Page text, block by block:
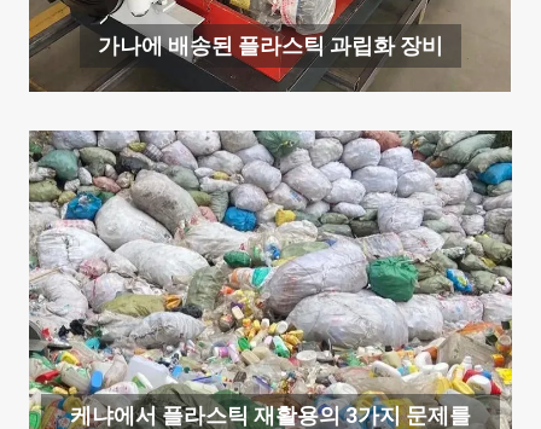
가나에 배송된 플라스틱 과립화 장비
케냐에서 플라스틱 재활용의 3가지 문제를